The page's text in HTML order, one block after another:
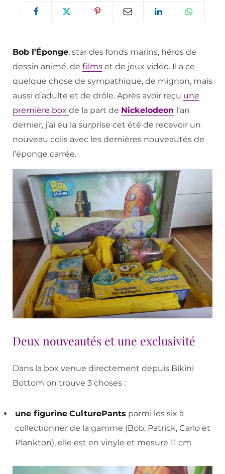
Bob l’Éponge, star des fonds marins, héros de
dessin animé, de films et de jeux vidéo. Il a ce
quelque chose de sympathique, de mignon, mais
aussi d’adulte et de drôle. Après avoir reçu une
première box de la part de Nickelodeon l’an
dernier, j’ai eu la surprise cet été de recevoir un
nouveau colis avec les dernières nouveautés de
l’éponge carrée.
Deux nouveautés et une exclusivité
Dans la box venue directement depuis Bikini
Bottom on trouve 3 choses :
une figurine CulturePants parmi les six à
collectionner de la gamme (Bob, Patrick, Carlo et
Plankton), elle est en vinyle et mesure 11 cm